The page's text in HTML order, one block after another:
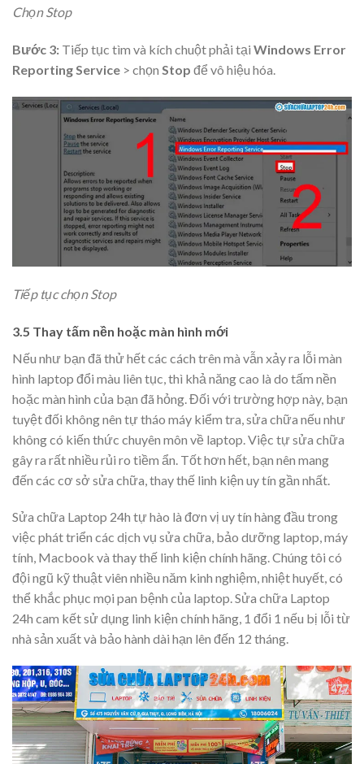
Chọn Stop
Bước 3: Tiếp tục tìm và kích chuột phải tại Windows Error
Reporting Service > chọn Stop để vô hiệu hóa.
Tiếp tục chọn Stop
3.5 Thay tấm nền hoặc màn hình mới
Nếu như bạn đã thử hết các cách trên mà vẫn xảy ra lỗi màn
hình laptop đổi màu liên tục, thì khả năng cao là do tấm nền
hoặc màn hình của bạn đã hỏng. Đối với trường hợp này, bạn
tuyệt đối không nên tự tháo máy kiểm tra, sửa chữa nếu như
không có kiến thức chuyên môn về laptop. Việc tự sửa chữa
gây ra rất nhiều rủi ro tiềm ẩn. Tốt hơn hết, bạn nên mang
đến các cơ sở sửa chữa, thay thế linh kiện uy tín gần nhất.
Sửa chữa Laptop 24h tự hào là đơn vị uy tín hàng đầu trong
việc phát triển các dịch vụ sửa chữa, bảo dưỡng laptop, máy
tính, Macbook và thay thế linh kiện chính hãng. Chúng tôi có
đội ngũ kỹ thuật viên nhiều năm kinh nghiệm, nhiệt huyết, có
thể khắc phục mọi pan bệnh của laptop. Sửa chữa Laptop
24h cam kết sử dụng linh kiện chính hãng, 1 đổi 1 nếu bị lỗi từ
nhà sản xuất và bảo hành dài hạn lên đến 12 tháng.